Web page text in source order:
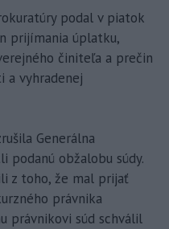
podal v piatok
prijímania úplatku,
činiteľa a prečin
a vyhradenej
Generálna
podanú obžalobu súdy.
z toho, že mal prijať
právnika
právnikovi súd schválil